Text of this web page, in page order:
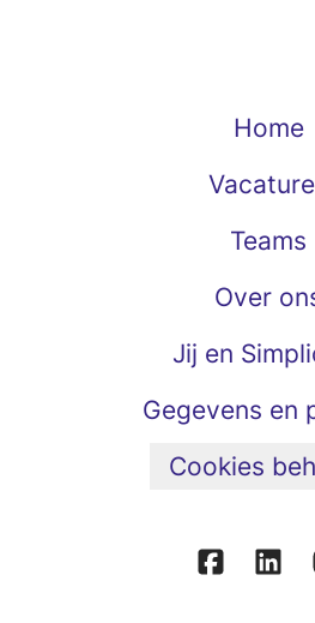
Home
Teams
Over
Jij en
Gegevens en
Cookies